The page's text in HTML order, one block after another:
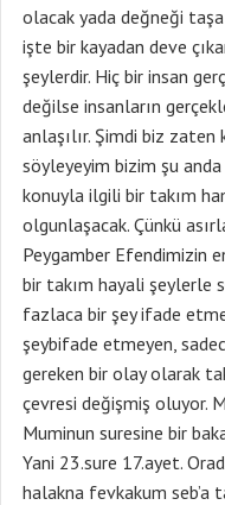
olacak yada değneği
işte bir kayadan deve
şeylerdir. Hiç bir insan
değilse insanların
anlaşılır. Şimdi biz zaten
söyleyeyim bizim şu
konuyla ilgili bir takım
olgunlaşacak. Çünkü
Peygamber Efendimizin
bir takım hayali şeylerle
fazlaca bir şey ifade
şeybifade etmeyen,
gereken bir olay olarak
çevresi değişmiş oluyor.
Muminun suresine bir
Yani 23.sure 17.ayet.
halakna fevkakum seb’a